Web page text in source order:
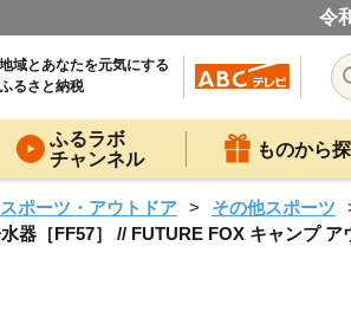
令
地域とあなたを元気にする
ふるさと納税
ふるラボ
チャンネル
ものから
スポーツ・アウトドア
その他スポーツ
器［FF57］ // FUTURE FOX キャンプ